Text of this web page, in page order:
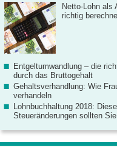
Netto-Lohn als
richtig
Entgeltumwandlung – die
durch das Bruttogehalt
Gehaltsverhandlung: Wie
verhandeln
Lohnbuchhaltung 2018: Diese
Steueränderungen sollten